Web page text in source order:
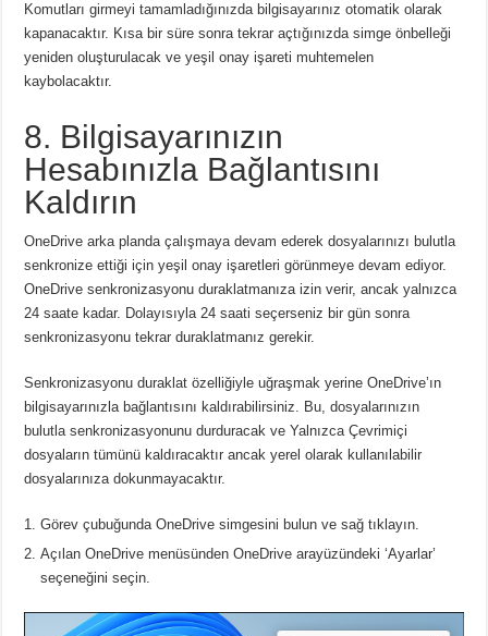
Komutları girmeyi tamamladığınızda bilgisayarınız otomatik olarak
kapanacaktır. Kısa bir süre sonra tekrar açtığınızda simge önbelleği
yeniden oluşturulacak ve yeşil onay işareti muhtemelen
kaybolacaktır.
8. Bilgisayarınızın
Hesabınızla Bağlantısını
Kaldırın
OneDrive arka planda çalışmaya devam ederek dosyalarınızı bulutla
senkronize ettiği için yeşil onay işaretleri görünmeye devam ediyor.
OneDrive senkronizasyonu duraklatmanıza izin verir, ancak yalnızca
24 saate kadar. Dolayısıyla 24 saati seçerseniz bir gün sonra
senkronizasyonu tekrar duraklatmanız gerekir.
Senkronizasyonu duraklat özelliğiyle uğraşmak yerine OneDrive’ın
bilgisayarınızla bağlantısını kaldırabilirsiniz. Bu, dosyalarınızın
bulutla senkronizasyonunu durduracak ve Yalnızca Çevrimiçi
dosyaların tümünü kaldıracaktır ancak yerel olarak kullanılabilir
dosyalarınıza dokunmayacaktır.
Görev çubuğunda OneDrive simgesini bulun ve sağ tıklayın.
Açılan OneDrive menüsünden OneDrive arayüzündeki ‘Ayarlar’
seçeneğini seçin.